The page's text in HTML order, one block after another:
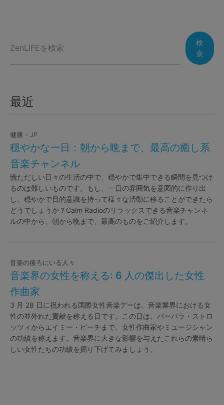
検
索
最近
健康 - JP
穏やかな一日：朝から晩まで、最高の癒し系
音楽チャンネル
慌ただしい日々の生活の中で、穏やかで集中できる瞬間を見つけ
るのは難しいものです。もし、一日の雰囲気を意図的に作り出
し、穏やかで目的意識を持って様々な活動に移ることができたら
どうでしょうか？Calm Radioのリラックスできる音楽チャンネ
ルの中から、朝から晩まで、最高のものをご紹介します。
音楽の後ろにいる人々
音楽界の女性を称える: 6 人の傑出した女性
作曲家
3 月 28 日に祝われる国際女性音楽デーは、音楽業界における女
性の並外れた貢献を称える日です。この日は、バーバラ・ストロ
ッツィからエイミー・ビーチまで、女性作曲家やミュージシャン
の功績を称えます。音楽界に大きな影響を与えたこれらの素晴ら
しい女性たちの功績を掘り下げてみましょう。